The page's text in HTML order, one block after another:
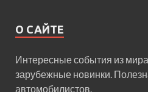
О САЙТЕ
Интересные события из
зарубежные новинки.
автомобилистов.